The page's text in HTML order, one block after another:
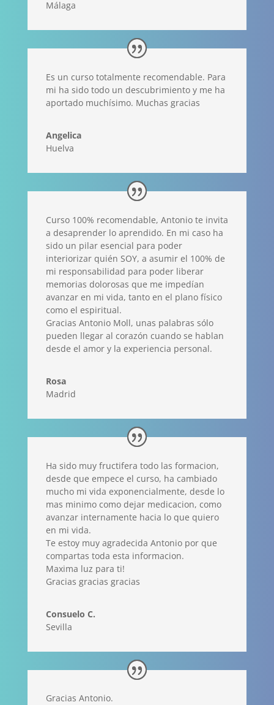
Málaga
Es un curso totalmente recomendable. Para
mi ha sido todo un descubrimiento y me ha
aportado muchísimo. Muchas gracias
Angelica
Huelva
Curso 100% recomendable, Antonio te invita
a desaprender lo aprendido. En mi caso ha
sido un pilar esencial para poder
interiorizar quién SOY, a asumir el 100% de
mi responsabilidad para poder liberar
memorias dolorosas que me impedían
avanzar en mi vida, tanto en el plano físico
como el espiritual.
Gracias Antonio Moll, unas palabras sólo
pueden llegar al corazón cuando se hablan
desde el amor y la experiencia personal.
Rosa
Madrid
Ha sido muy fructifera todo las formacion,
desde que empece el curso, ha cambiado
mucho mi vida exponencialmente, desde lo
mas minimo como dejar medicacion, como
avanzar internamente hacia lo que quiero
en mi vida.
Te estoy muy agradecida Antonio por que
compartas toda esta informacion.
Maxima luz para ti!
Gracias gracias gracias
Consuelo C.
Sevilla
Gracias Antonio.